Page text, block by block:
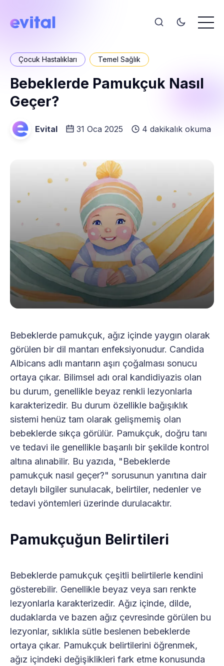
Çocuk Hastalıkları Temel Sağlık
Bebeklerde Pamukçuk Nasıl
Geçer?
Evital 31 Oca 2025 4 dakikalık okuma
Bebeklerde pamukçuk, ağız içinde yaygın olarak
görülen bir dil mantarı enfeksiyonudur. Candida
Albicans adlı mantarın aşırı çoğalması sonucu
ortaya çıkar. Bilimsel adı oral kandidiyazis olan
bu durum, genellikle beyaz renkli lezyonlarla
karakterizedir. Bu durum özellikle bağışıklık
sistemi henüz tam olarak gelişmemiş olan
bebeklerde sıkça görülür. Pamukçuk, doğru tanı
ve tedavi ile genellikle başarılı bir şekilde kontrol
altına alınabilir. Bu yazıda, "Bebeklerde
pamukçuk nasıl geçer?" sorusunun yanıtına dair
detaylı bilgiler sunulacak, belirtiler, nedenler ve
tedavi yöntemleri üzerinde durulacaktır.
Pamukçuğun Belirtileri
Bebeklerde pamukçuk çeşitli belirtilerle kendini
gösterebilir. Genellikle beyaz veya sarı renkte
lezyonlarla karakterizedir. Ağız içinde, dilde,
dudaklarda ve bazen ağız çevresinde görülen bu
lezyonlar, sıklıkla sütle beslenen bebeklerde
ortaya çıkar. Pamukçuk belirtilerini öğrenmek,
ağız içindeki değişiklikleri fark etme konusunda